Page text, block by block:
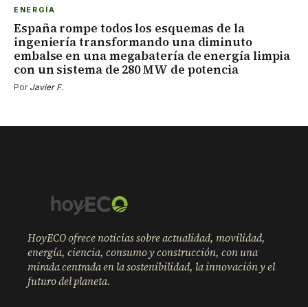
ENERGÍA
España rompe todos los esquemas de la
ingeniería transformando una diminuto
embalse en una megabatería de energía limpia
con un sistema de 280 MW de potencia
Por Javier F.
HoyECO ofrece noticias sobre actualidad, movilidad,
energía, ciencia, consumo y construcción, con una
mirada centrada en la sostenibilidad, la innovación y el
futuro del planeta.